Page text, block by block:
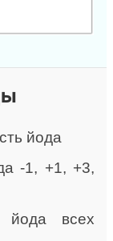
йода
-1, +1, +3,
йода всех